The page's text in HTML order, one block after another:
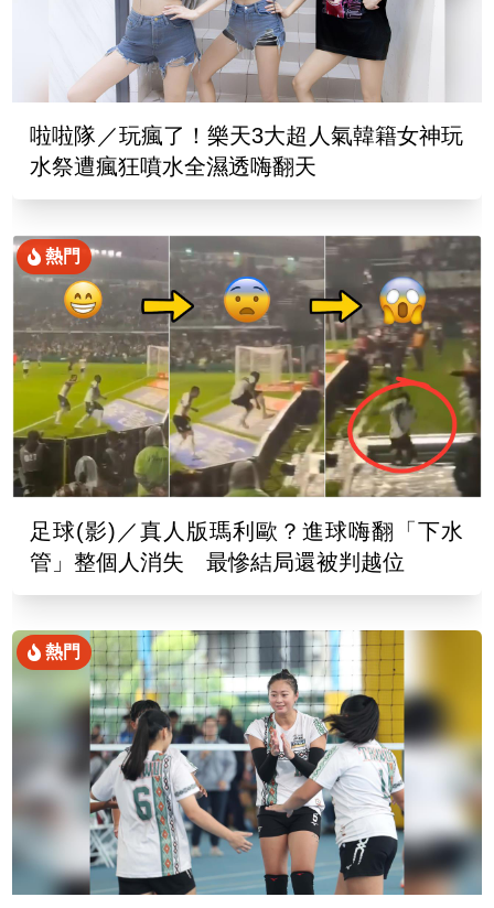
啦啦隊／玩瘋了！樂天3大超人氣韓籍女神玩
水祭遭瘋狂噴水全濕透嗨翻天
熱門
足球(影)／真人版瑪利歐？進球嗨翻「下水
管」整個人消失 最慘結局還被判越位
熱門